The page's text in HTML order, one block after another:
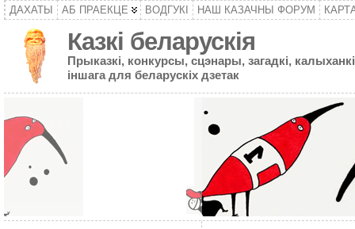
ДАХАТЫ АБ ПРАЕКЦЕ ВОДГУКІ НАШ КАЗАЧНЫ ФОРУМ
Казкі беларускія
Прыказкі, конкурсы, сцэнары, загадкі,
іншага для беларускіх дзетак